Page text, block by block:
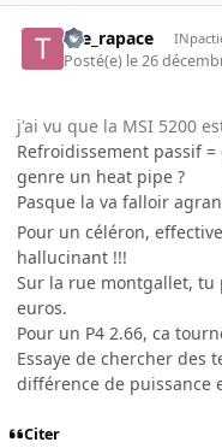
the_rapace
Posté(e) le 26
j'ai vu que la MSI 5200
Refroidissement passif
genre un heat pipe ?
Pasque la va falloir
Pour un céléron,
hallucinant !!!
Sur la rue montgallet, tu
euros.
Pour un P4 2.66, ca
Essaye de chercher des
différence de puissance
Citer